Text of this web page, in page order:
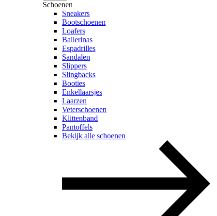
Schoenen
Sneakers
Bootschoenen
Loafers
Ballerinas
Espadrilles
Sandalen
Slippers
Slingbacks
Booties
Enkellaarsjes
Laarzen
Veterschoenen
Klittenband
Pantoffels
Bekijk alle schoenen